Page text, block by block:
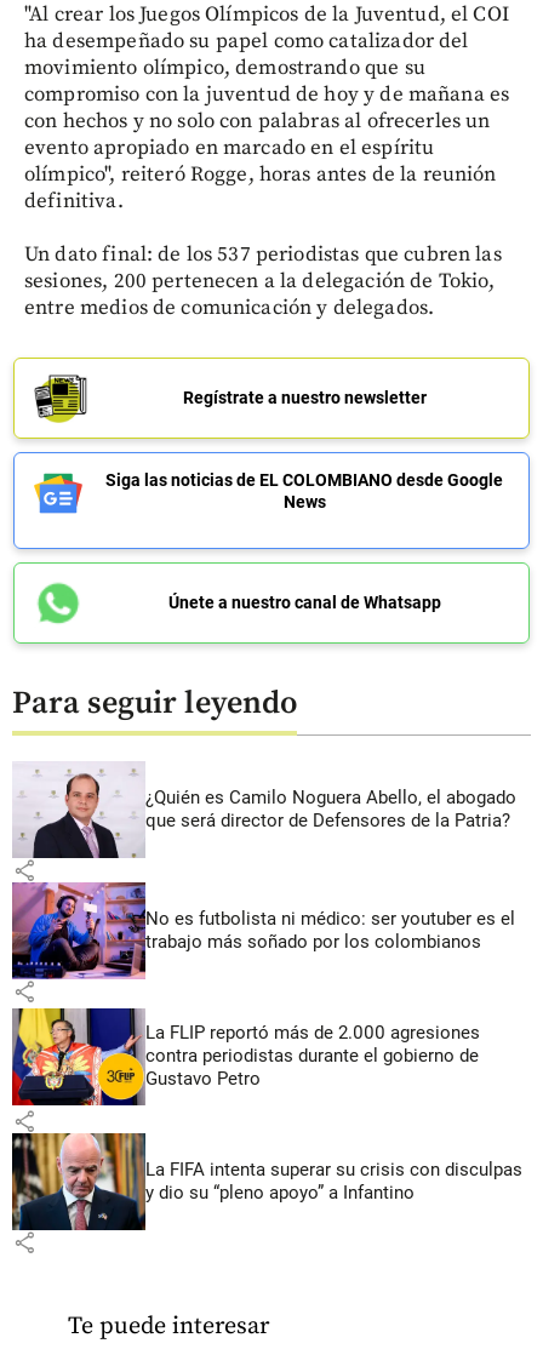
"Al crear los Juegos Olímpicos de la Juventud, el COI
ha desempeñado su papel como catalizador del
movimiento olímpico, demostrando que su
compromiso con la juventud de hoy y de mañana es
con hechos y no solo con palabras al ofrecerles un
evento apropiado en marcado en el espíritu
olímpico", reiteró Rogge, horas antes de la reunión
definitiva.
Un dato final: de los 537 periodistas que cubren las
sesiones, 200 pertenecen a la delegación de Tokio,
entre medios de comunicación y delegados.
Regístrate a nuestro newsletter
Siga las noticias de EL COLOMBIANO desde Google
News
Únete a nuestro canal de Whatsapp
Para seguir leyendo
¿Quién es Camilo Noguera Abello, el abogado
que será director de Defensores de la Patria?
share
No es futbolista ni médico: ser youtuber es el
trabajo más soñado por los colombianos
share
La FLIP reportó más de 2.000 agresiones
contra periodistas durante el gobierno de
Gustavo Petro
share
La FIFA intenta superar su crisis con disculpas
y dio su “pleno apoyo” a Infantino
share
Te puede interesar